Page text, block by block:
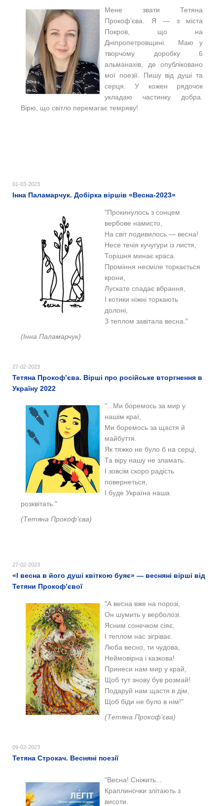
Мене звати Тетяна
Прокоф’єва. Я — з міста
Покров, що на
Дніпропетровщині. Маю у
творчому доробку 6
альманахів, де опубліковано
мої поезії. Пишу від душі та
серця. У кожен рядочок
укладаю частинку добра.
Вірю, що світло перемагає темряву!
01-03-2023
Інна Паламарчук. Добірка віршів «Весна-2023»
"Прокинулось з сонцем
вербове намисто,
На світ подивилось — весна!
Несе течія кучугури із листя,
Торішня минає краса.
Проміння несміле торкається
крони,
Лускате спадає вбрання,
І котики ніжні торкають
долоні,
З теплом завітала весна."
(Інна Паламарчук)
27-02-2023
Тетяна Прокоф’єва. Вірші про російське вторгнення в
Україну 2022
"...Ми боремось за мир у
нашім краї,
Ми боремось за щастя й
майбуття.
Як тяжко не було б на серці,
Та віру нашу не зламать.
І зовсім скоро радість
повернеться,
І буде Україна наша
розквітать."
(Тетяна Прокоф’єва)
27-02-2023
«І весна в його душі квіткою буяє» — весняні вірші від
Тетяни Прокоф’євої
"А весна вже на порозі,
Он шумить у верболозі.
Ясним сонечком сіяє,
І теплом нас зігріває.
Люба весно, ти чудова,
Неймовірна і казкова!
Принеси нам мир у край,
Щоб тут знову був розмай!
Подаруй нам щастя в дім,
Щоб біди не було в нім!"
(Тетяна Прокоф’єва)
09-02-2023
Тетяна Строкач. Весняні поезії
"Весна! Сніжить...
Краплиночки злітають з
висоти.